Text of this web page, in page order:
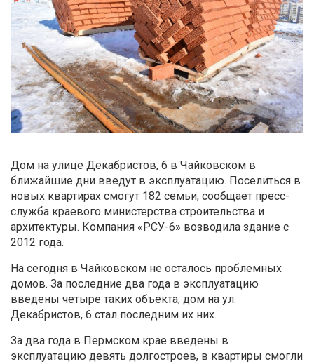
Дом на улице Декабристов, 6 в Чайковском в
ближайшие дни введут в эксплуатацию. Поселиться в
новых квартирах смогут 182 семьи, сообщает пресс-
служба краевого министерства строительства и
архитектуры. Компания «РСУ-6» возводила здание с
2012 года.
На сегодня в Чайковском не осталось проблемных
домов. За последние два года в эксплуатацию
введены четыре таких объекта, дом на ул.
Декабристов, 6 стал последним их них.
За два года в Пермском крае введены в
эксплуатацию девять долгостроев, в квартиры смогли